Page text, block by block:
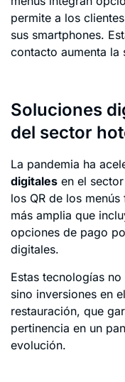
permite a los
sus smartphones.
contacto aumenta
Soluciones
del sector
La pandemia ha
digitales en el
los QR de los
más amplia que
opciones de pago
digitales.
Estas tecnologías
sino inversiones en
restauración, que
pertinencia en un
evolución.